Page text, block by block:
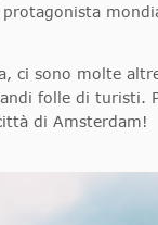
sono molte
folle di turisti.
di Amsterdam!